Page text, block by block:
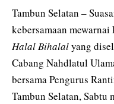
Tambun Selatan –
kebersamaan mewarnai
Halal Bihalalyang
Cabang Nahdlatul
bersama Pengurus
Tambun Selatan,